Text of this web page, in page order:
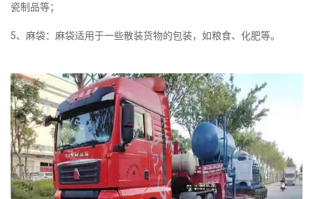
瓷制品等；
5、麻袋：麻袋适用于一些散装货物的包装，如粮食、化肥等。